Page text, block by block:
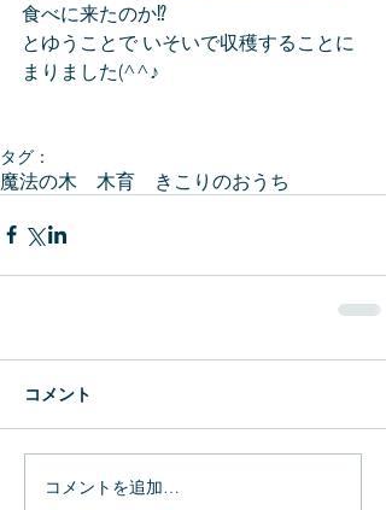
食べに来たのか⁉
とゆうことで いそいで収穫することに
まりました(^^♪
タグ：
魔法の木 木育 きこりのおうち
コメント
コメントを追加…